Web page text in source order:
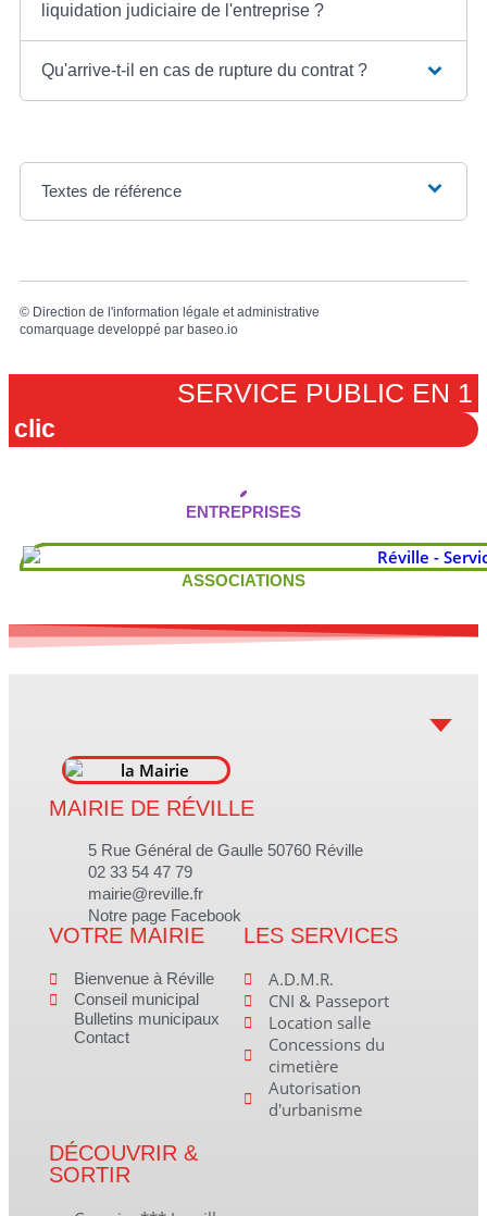
liquidation judiciaire de l'entreprise ?
Qu'arrive-t-il en cas de rupture du contrat ?
Textes de référence
© Direction de l'information légale et administrative
comarquage developpé par baseo.io
SERVICE PUBLIC EN 1
clic
ENTREPRISES
ASSOCIATIONS
MAIRIE DE RÉVILLE
5 Rue Général de Gaulle 50760 Réville
02 33 54 47 79
mairie@reville.fr
Notre page Facebook
VOTRE MAIRIE
Bienvenue à Réville
Conseil municipal
Bulletins municipaux
Contact
LES SERVICES
A.D.M.R.
CNI & Passeport
Location salle
Concessions du
cimetière
Autorisation
d'urbanisme
DÉCOUVRIR &
SORTIR